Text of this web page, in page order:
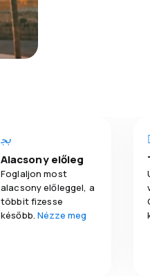
Alacsony előleg
Foglaljon most
alacsony előleggel, a
többit fizesse
később.Nézze meg